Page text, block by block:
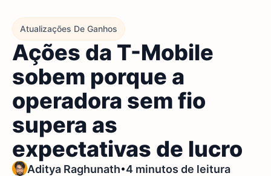
Atualizações De Ganhos
Ações da T-Mobile
sobem porque a
operadora sem fio
supera as
expectativas de lucro
Aditya Raghunath•4 minutos de leitura